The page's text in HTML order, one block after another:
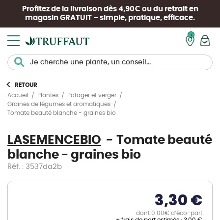
Profitez de la livraison dès 4,90€ ou du retrait en
magasin GRATUIT – simple, pratique, efficace.
RETOUR
Accueil
Plantes
Potager et verger
Graines de légumes et aromatiques
Tomate beauté blanche - graines bio
LASEMENCEBIO
Tomate beauté
blanche - graines bio
Réf. : 3537da2b
3,30 €
dont 0.00€ d’éco-part